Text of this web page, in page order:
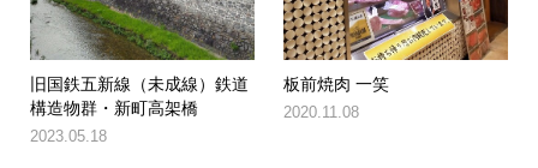
旧国鉄五新線（未成線）鉄道
構造物群・新町高架橋
2023.05.18
板前焼肉 一笑
2020.11.08